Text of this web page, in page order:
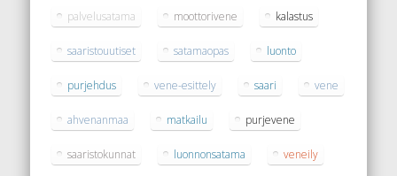
palvelusatama moottorivene kalastus
saaristouutiset satamaopas luonto
purjehdus vene-esittely saari vene
ahvenanmaa matkailu purjevene
saaristokunnat luonnonsatama veneily